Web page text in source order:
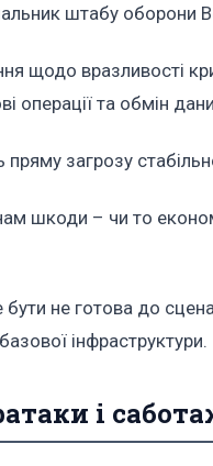
штабу оборони
щодо вразливості
операції та обмін
загрозу
шкоди – чи то
не готова до
інфраструктури.
і